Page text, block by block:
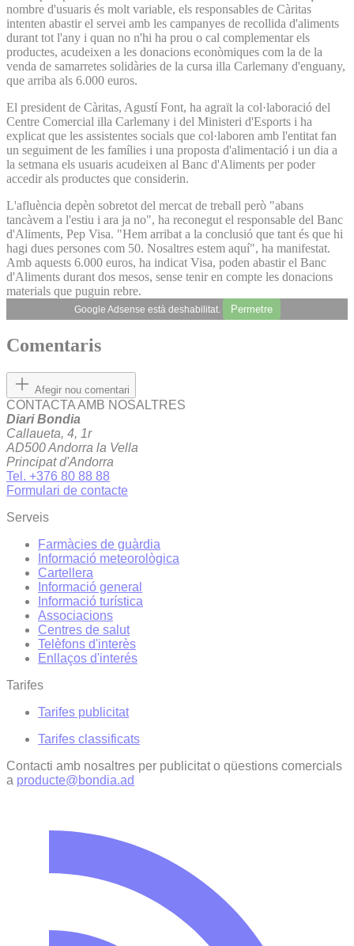
nombre d'usuaris és molt variable, els responsables de Càritas
intenten abastir el servei amb les campanyes de recollida d'aliments
durant tot l'any i quan no n'hi ha prou o cal complementar els
productes, acudeixen a les donacions econòmiques com la de la
venda de samarretes solidàries de la cursa illa Carlemany d'enguany,
que arriba als 6.000 euros.
El president de Càritas, Agustí Font, ha agraït la col·laboració del
Centre Comercial illa Carlemany i del Ministeri d'Esports i ha
explicat que les assistentes socials que col·laboren amb l'entitat fan
un seguiment de les famílies i una proposta d'alimentació i un dia a
la setmana els usuaris acudeixen al Banc d'Aliments per poder
accedir als productes que considerin.
L'afluència depèn sobretot del mercat de treball però "abans
tancàvem a l'estiu i ara ja no", ha reconegut el responsable del Banc
d'Aliments, Pep Visa. "Hem arribat a la conclusió que tant és que hi
hagi dues persones com 50. Nosaltres estem aquí", ha manifestat.
Amb aquests 6.000 euros, ha indicat Visa, poden abastir el Banc
d'Aliments durant dos mesos, sense tenir en compte les donacions
materials que puguin rebre.
Google Adsense està deshabilitat. Permetre
Comentaris
Afegir nou comentari
CONTACTA AMB NOSALTRES
Diari Bondia
Callaueta, 4, 1r
AD500 Andorra la Vella
Principat d'Andorra
Tel. +376 80 88 88
Formulari de contacte
Serveis
Farmàcies de guàrdia
Informació meteorològica
Cartellera
Informació general
Informació turística
Associacions
Centres de salut
Telèfons d'interès
Enllaços d'interés
Tarifes
Tarifes publicitat
Tarifes classificats
Contacti amb nosaltres per publicitat o qüestions comercials
a producte@bondia.ad